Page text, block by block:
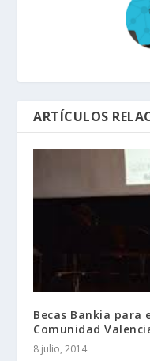
ARTÍCULOS
Becas Bankia para
Comunidad
8 julio, 2014